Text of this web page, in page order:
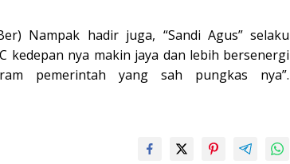
Nampak hadir juga, “Sandi Agus” selaku
kedepan nya makin jaya dan lebih bersenergi
pemerintah yang sah pungkas nya”.